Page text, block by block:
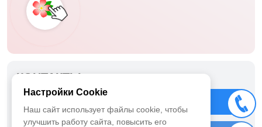
КОНТАКТЫ
ООО «Меланома Юнит»
г. Москва ул. Татищева, дом 15, корпус 1
Настройки Cookie
Наш сайт использует файлы cookie, чтобы
улучшить работу сайта, повысить его